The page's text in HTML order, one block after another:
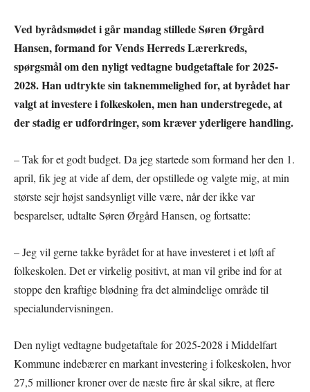
Ved byrådsmødet i går mandag stillede Søren Ørgård
Hansen, formand for Vends Herreds Lærerkreds,
spørgsmål om den nyligt vedtagne budgetaftale for 2025-
2028. Han udtrykte sin taknemmelighed for, at byrådet har
valgt at investere i folkeskolen, men han understregede, at
der stadig er udfordringer, som kræver yderligere handling.
– Tak for et godt budget. Da jeg startede som formand her den 1.
april, fik jeg at vide af dem, der opstillede og valgte mig, at min
største sejr højst sandsynligt ville være, når der ikke var
besparelser, udtalte Søren Ørgård Hansen, og fortsatte:
– Jeg vil gerne takke byrådet for at have investeret i et løft af
folkeskolen. Det er virkelig positivt, at man vil gribe ind for at
stoppe den kraftige blødning fra det almindelige område til
specialundervisningen.
Den nyligt vedtagne budgetaftale for 2025-2028 i Middelfart
Kommune indebærer en markant investering i folkeskolen, hvor
27,5 millioner kroner over de næste fire år skal sikre, at flere